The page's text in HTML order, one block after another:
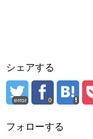
シェアする
error 0
フォローする